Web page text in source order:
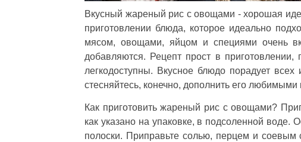
Вкусный жареный рис с овощами - хорошая
приготовлении блюда, которое идеально
мясом, овощами, яйцом и специями очень
добавляются. Рецепт прост в
легкодоступны. Вкусное блюдо порадует
стесняйтесь, конечно, дополнить его
Как приготовить жареный рис с овощами?
как указано на упаковке, в подсоленной воде.
полоски. Приправьте солью, перцем и